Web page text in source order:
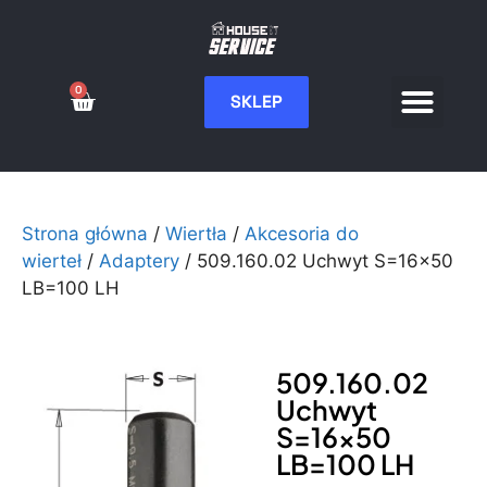
SKLEP
0
Strona główna / Wiertła / Akcesoria do
wierteł / Adaptery / 509.160.02 Uchwyt S=16×50
LB=100 LH
509.160.02
Uchwyt
S=16×50
LB=100 LH